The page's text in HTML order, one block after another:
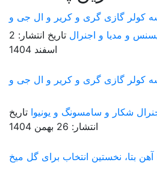
گازی گری و کریر و ال جی و
و مدیا و اجنرال
تاریخ انتشار: 2
اسفند 1404
گازی گری و کریر و ال جی و
شکار و سامسونگ و یونیوا تاریخ
انتشار: 26 بهمن 1404
نخستین انتخاب برای گل میخ